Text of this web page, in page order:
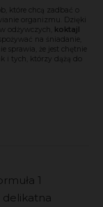
które chcą zadbać o
organizmu. Dzięki
odżywczych,
koktajl
na śniadanie,
sprawia, że jest chętnie
i tych, którzy dążą do
1